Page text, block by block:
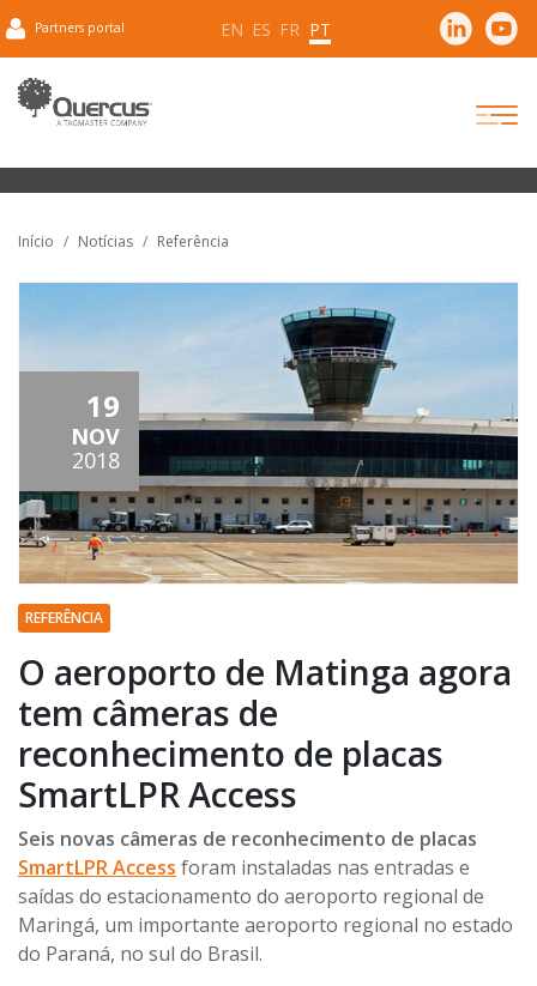
Partners portal EN ES FR PT
Início Notícias Referência
19
NOV
2018
REFERÊNCIA
O aeroporto de Matinga agora
tem câmeras de
reconhecimento de placas
SmartLPR Access
Seis novas câmeras de reconhecimento de placas
SmartLPR Access foram instaladas nas entradas e
saídas do estacionamento do aeroporto regional de
Maringá, um importante aeroporto regional no estado
do Paraná, no sul do Brasil.